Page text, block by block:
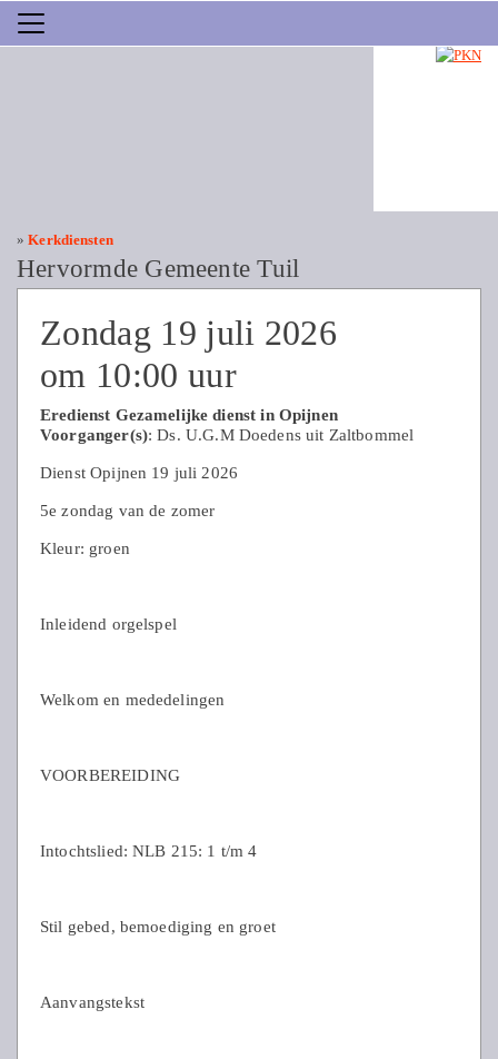
»Kerkdiensten
Hervormde Gemeente Tuil
Zondag 19 juli 2026
om 10:00 uur
Eredienst Gezamelijke dienst in Opijnen
Voorganger(s): Ds. U.G.M Doedens uit Zaltbommel
Dienst Opijnen 19 juli 2026
5e zondag van de zomer
Kleur: groen
Inleidend orgelspel
Welkom en mededelingen
VOORBEREIDING
Intochtslied: NLB 215: 1 t/m 4
Stil gebed, bemoediging en groet
Aanvangstekst